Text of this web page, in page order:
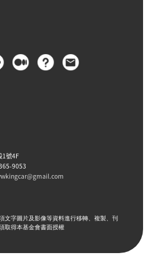
1號4F
9053
文字圖片及影像等資料進行移轉、複製、刊
取得本基金會書面授權